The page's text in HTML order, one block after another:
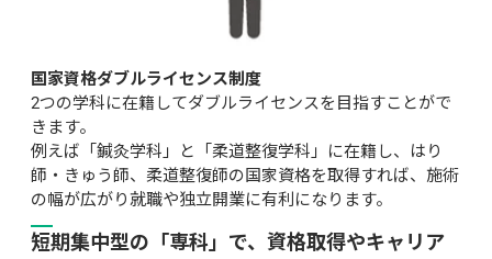
国家資格ダブルライセンス制度
2つの学科に在籍してダブルライセンスを目指すことがで
きます。
例えば「鍼灸学科」と「柔道整復学科」に在籍し、はり
師・きゅう師、柔道整復師の国家資格を取得すれば、施術
の幅が広がり就職や独立開業に有利になります。
短期集中型の「専科」で、資格取得やキャリア